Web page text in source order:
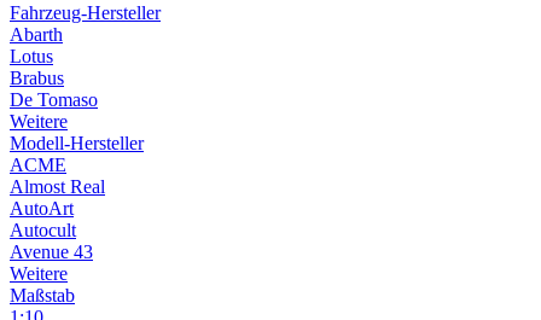
Fahrzeug-Hersteller
Abarth
Lotus
Brabus
De Tomaso
Weitere
Modell-Hersteller
ACME
Almost Real
AutoArt
Autocult
Avenue 43
Weitere
Maßstab